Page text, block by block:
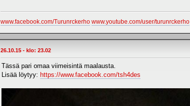
www.facebook.com/Turunrckerho www.youtube.com/user/turunrckerho
26.10.15 - klo: 23.02
Tässä pari omaa viimeisintä maalausta.
Lisää löytyy: https://www.facebook.com/tsh4des